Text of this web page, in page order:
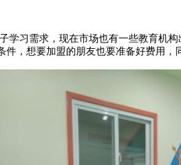
学习需求，现在市场也有一些教育机
，想要加盟的朋友也要准备好费用，